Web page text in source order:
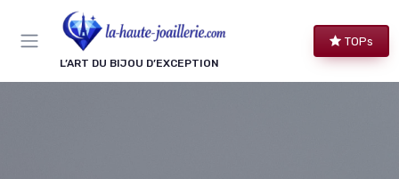
L’ART DU BIJOU D’EXCEPTION
TOPs
Panneau de gestion des cookies